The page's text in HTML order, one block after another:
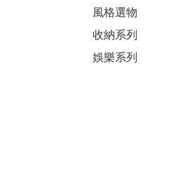
風格選物
收納系列
娛樂系列